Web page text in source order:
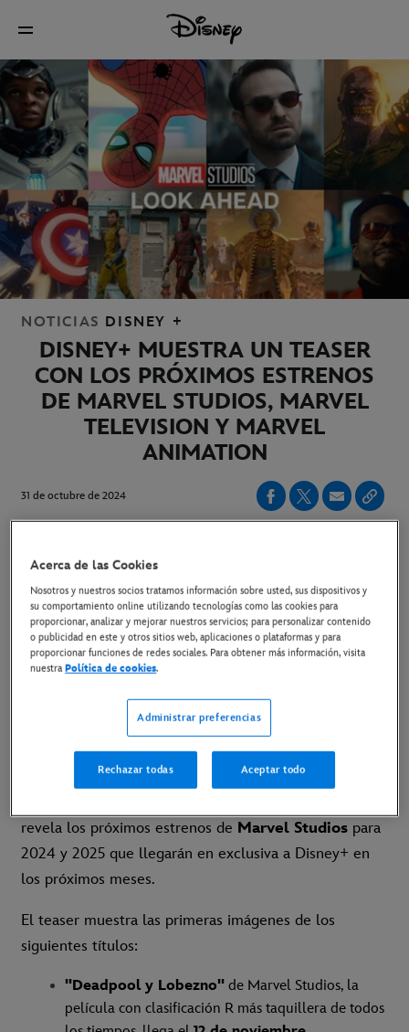
NOTICIAS DISNEY +
DISNEY+ MUESTRA UN TEASER
CON LOS PRÓXIMOS ESTRENOS
DE MARVEL STUDIOS, MARVEL
TELEVISION Y MARVEL
ANIMATION
31 de octubre de 2024
"Deadpool y Lobezno" de Marvel Studios se
estrenará en exclusiva el 12 de noviembre en
Disney+
LINK AL TEASER
Madrid, 31 de octubre de 2024.-En el día de hoy,
revela los próximos estrenos de Marvel Studios para
2024 y 2025 que llegarán en exclusiva a Disney+ en
los próximos meses.
El teaser muestra las primeras imágenes de los
siguientes títulos:
"Deadpool y Lobezno" de Marvel Studios, la
película con clasificación R más taquillera de todos
Acerca de las Cookies
Nosotros y nuestros socios tratamos información sobre usted, sus dispositivos y
su comportamiento online utilizando tecnologías como las cookies para
proporcionar, analizar y mejorar nuestros servicios; para personalizar contenido
o publicidad en este y otros sitios web, aplicaciones o plataformas y para
proporcionar funciones de redes sociales. Para obtener más información, visita
nuestraPolítica de cookies.
Administrar preferencias
Rechazar todas Aceptar todo